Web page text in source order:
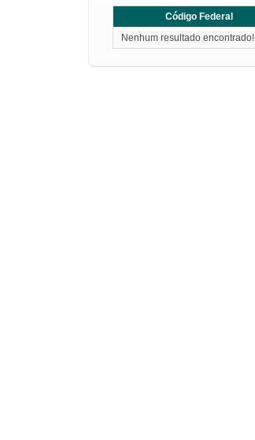
Código Federal
Nenhum resultado encontrado!